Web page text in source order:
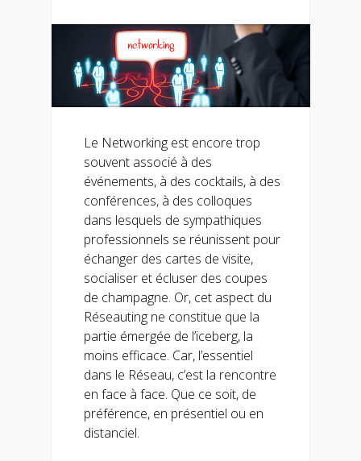
Le Networking est encore trop
souvent associé à des
événements, à des cocktails, à des
conférences, à des colloques
dans lesquels de sympathiques
professionnels se réunissent pour
échanger des cartes de visite,
socialiser et écluser des coupes
de champagne. Or, cet aspect du
Réseauting ne constitue que la
partie émergée de l’iceberg, la
moins efficace. Car, l’essentiel
dans le Réseau, c’est la rencontre
en face à face. Que ce soit, de
préférence, en présentiel ou en
distanciel.